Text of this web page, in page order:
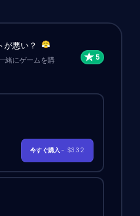
が悪い？
緒にゲームを購
今すぐ購入- $3.32